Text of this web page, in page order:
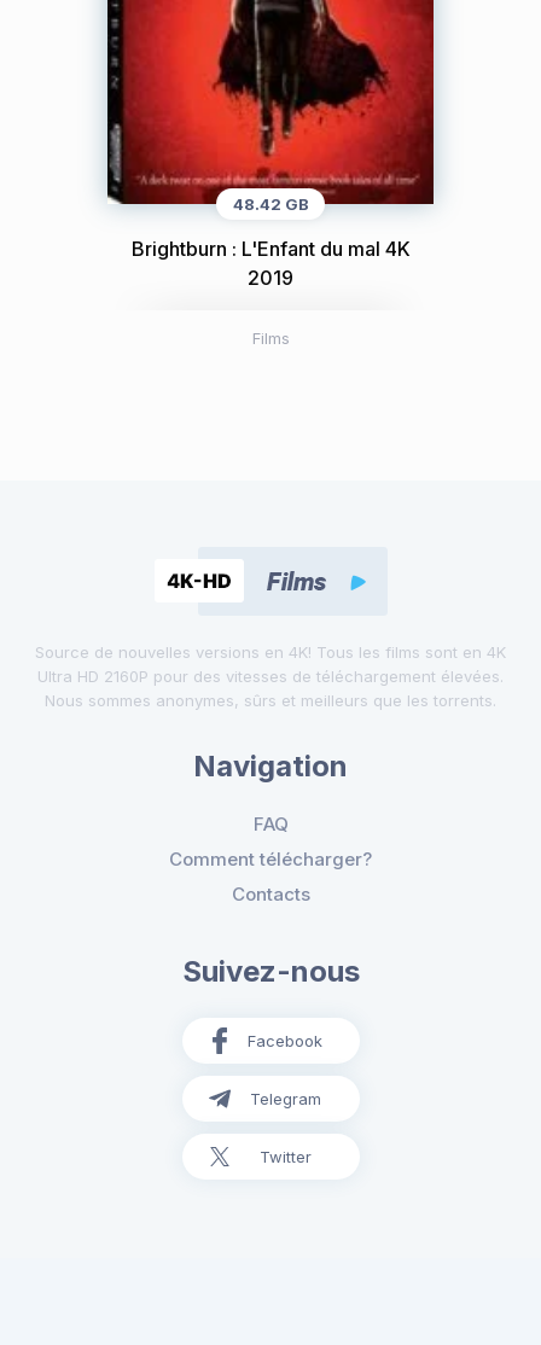
48.42 GB
Brightburn : L'Enfant du mal 4K
2019
Films
Source de nouvelles versions en 4K! Tous les films sont en 4K
Ultra HD 2160P pour des vitesses de téléchargement élevées.
Nous sommes anonymes, sûrs et meilleurs que les torrents.
Navigation
FAQ
Comment télécharger?
Contacts
Suivez-nous
Facebook
Telegram
Twitter